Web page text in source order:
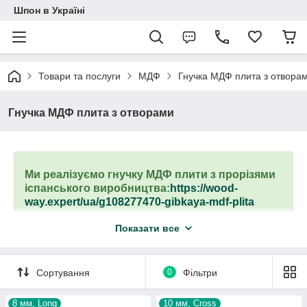
Шпон в Україні
Товари та послуги МДФ Гнучка МДФ плита з
Гнучка МДФ плита з отворами
Ми реалізуємо гнучку МДФ плити з прорізями
іспанського виробництва: https://wood-
way.expert/ua/g108277470-gibkaya-mdf-plita
— поперечний, поздовжній кручення.
МДФ плита розміри: 8 мм, 10 мм
Невисока ціна по Україні.
Відмінні експлуатаційні характеристики.
Показати все
Сортування 0 Фільтри
8 мм, Long 10 мм, Cross